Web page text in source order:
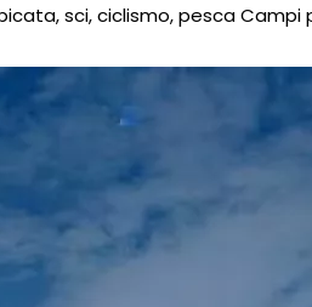
sci, ciclismo, pesca Campi